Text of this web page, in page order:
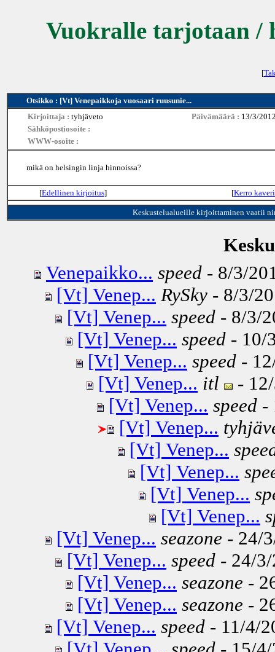
Vuokralle tarjotaan /
[
Otsikko : [Vt] Venepaikkoja vuosaari ruusunie...
Kirjoittaja : tyhjäveto Päivämäärä : 13/3/
Sähköpostiosoite :
WWW-osoite :
mikä on helsingin linja hinnoissa?
[Edellinen kirjoitus] [Kerro
Keskustelualueille kirjoittaminen vaatii
Venepaikko... speed - 8/3/
[Vt] Venep... RySky - 8/3/
[Vt] Venep... speed - 8/3/
[Vt] Venep... speed - 10/
[Vt] Venep... speed -
[Vt] Venep... itl
-
[Vt] Venep... speed -
[Vt] Venep...
[Vt] Venep...
[Vt] Venep...
[Vt] Venep...
[Vt] Venep...
[Vt] Venep... seazone - 24/
[Vt] Venep... speed - 24/
[Vt] Venep... seazone -
[Vt] Venep... seazone -
[Vt] Venep... speed - 11/4/